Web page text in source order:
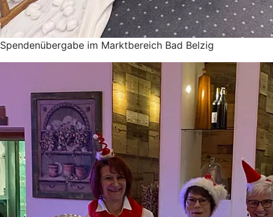
Spendenübergabe im Marktbereich Bad Belzig